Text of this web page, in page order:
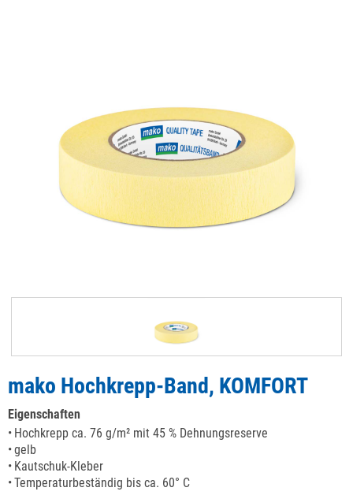
mako Hochkrepp-Band, KOMFORT
Eigenschaften
Hochkrepp ca. 76 g/m² mit 45 % Dehnungsreserve
gelb
Kautschuk-Kleber
Temperaturbeständig bis ca. 60° C